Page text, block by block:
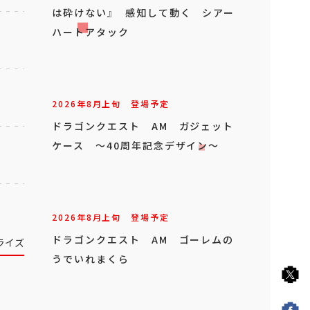
イズ
は砕けない』 感知して動く シアー
ハートアタック
2026年8月上旬 登場予定
ドラゴンクエスト AM ガジェット
ケース ～40周年記念デザイン～
2026年8月上旬 登場予定
ドラゴンクエスト AM ゴーレムの
うでいれまくら